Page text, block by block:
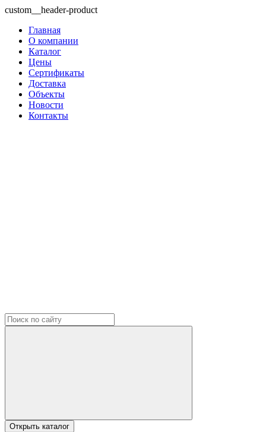
custom__header-product
Главная
О компании
Каталог
Цены
Сертификаты
Доставка
Объекты
Новости
Контакты
Открыть каталог